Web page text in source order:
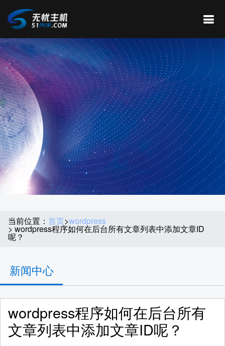
当前位置： 首页>wordpress
> wordpress程序如何在后台所有文章列表中添加文章ID
呢？
新闻中心
wordpress程序如何在后台所有
文章列表中添加文章ID呢？